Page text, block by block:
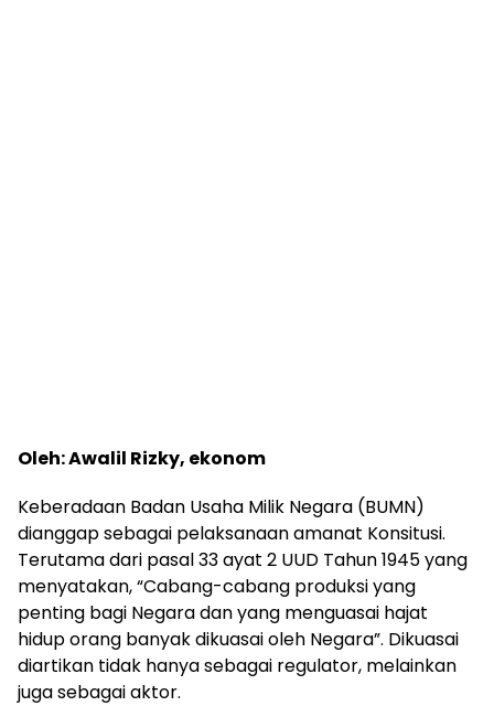
Oleh: Awalil Rizky, ekonom
Keberadaan Badan Usaha Milik Negara (BUMN)
dianggap sebagai pelaksanaan amanat Konsitusi.
Terutama dari pasal 33 ayat 2 UUD Tahun 1945 yang
menyatakan, “Cabang-cabang produksi yang
penting bagi Negara dan yang menguasai hajat
hidup orang banyak dikuasai oleh Negara”. Dikuasai
diartikan tidak hanya sebagai regulator, melainkan
juga sebagai aktor.